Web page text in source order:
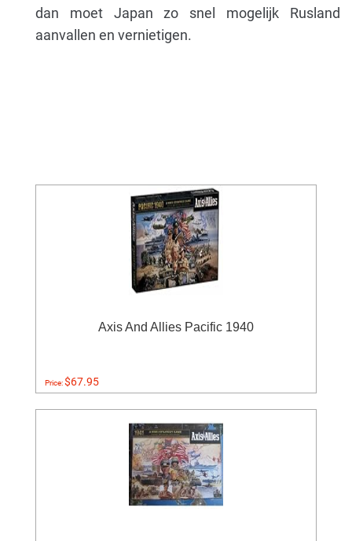
dan moet Japan zo snel mogelijk Rusland
aanvallen en vernietigen.
Axis And Allies Pacific 1940
Price:$67.95